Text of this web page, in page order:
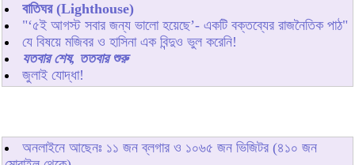
বাতিঘর (Lighthouse)
"‘৫ই আগস্ট সবার জন্য ভালো হয়েছে’- একটি বক্তব্যের রাজনৈতিক পাঠ"
যে বিষয়ে মজিবর ও হাসিনা এক বিন্দুও ভুল করেনি!
যতবার শেষ, ততবার শুরু
জুলাই যোদ্ধা!
অনলাইনে আছেনঃ ১১ জন ব্লগার ও ১০৬৫ জন ভিজিটর (৪১০ জন